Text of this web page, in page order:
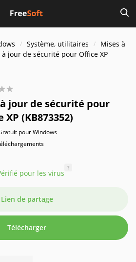
Système, utilitaires
Mises à
à jour de sécurité pour Office XP
jour de sécurité pour
XP (KB873352)
pour Windows
pour les virus
?
Lien de partage
Télécharger